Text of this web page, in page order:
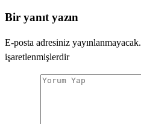
Bir yanıt yazın
E-posta adresiniz yayınlanmayacak.
işaretlenmişlerdir